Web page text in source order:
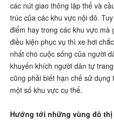
các nút giao thông lập thể và
trúc của các khu vực nội đô.
điểm hay trong các khu vực mà
điều kiện phục vụ thì xe hơi
nhất cho cuộc sống của người
khuyến khích người dân tự
cũng phải biết hạn chế sử
một số khu vực cụ thể.
Hướng tới những vùng đô